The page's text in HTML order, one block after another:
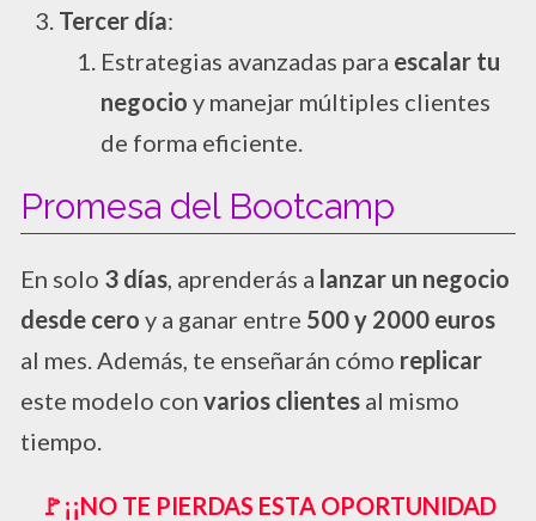
Tercer día:
Estrategias avanzadas para escalar tu
negocio y manejar múltiples clientes
de forma eficiente.
Promesa del Bootcamp
En solo 3 días , aprenderás a lanzar un negocio
desde cero y a ganar entre 500 y 2000 euros
al mes. Además, te enseñarán cómo replicar
este modelo con varios clientes al mismo
tiempo.
🚩¡¡​NO TE PIERDAS ESTA OPORTUNIDAD